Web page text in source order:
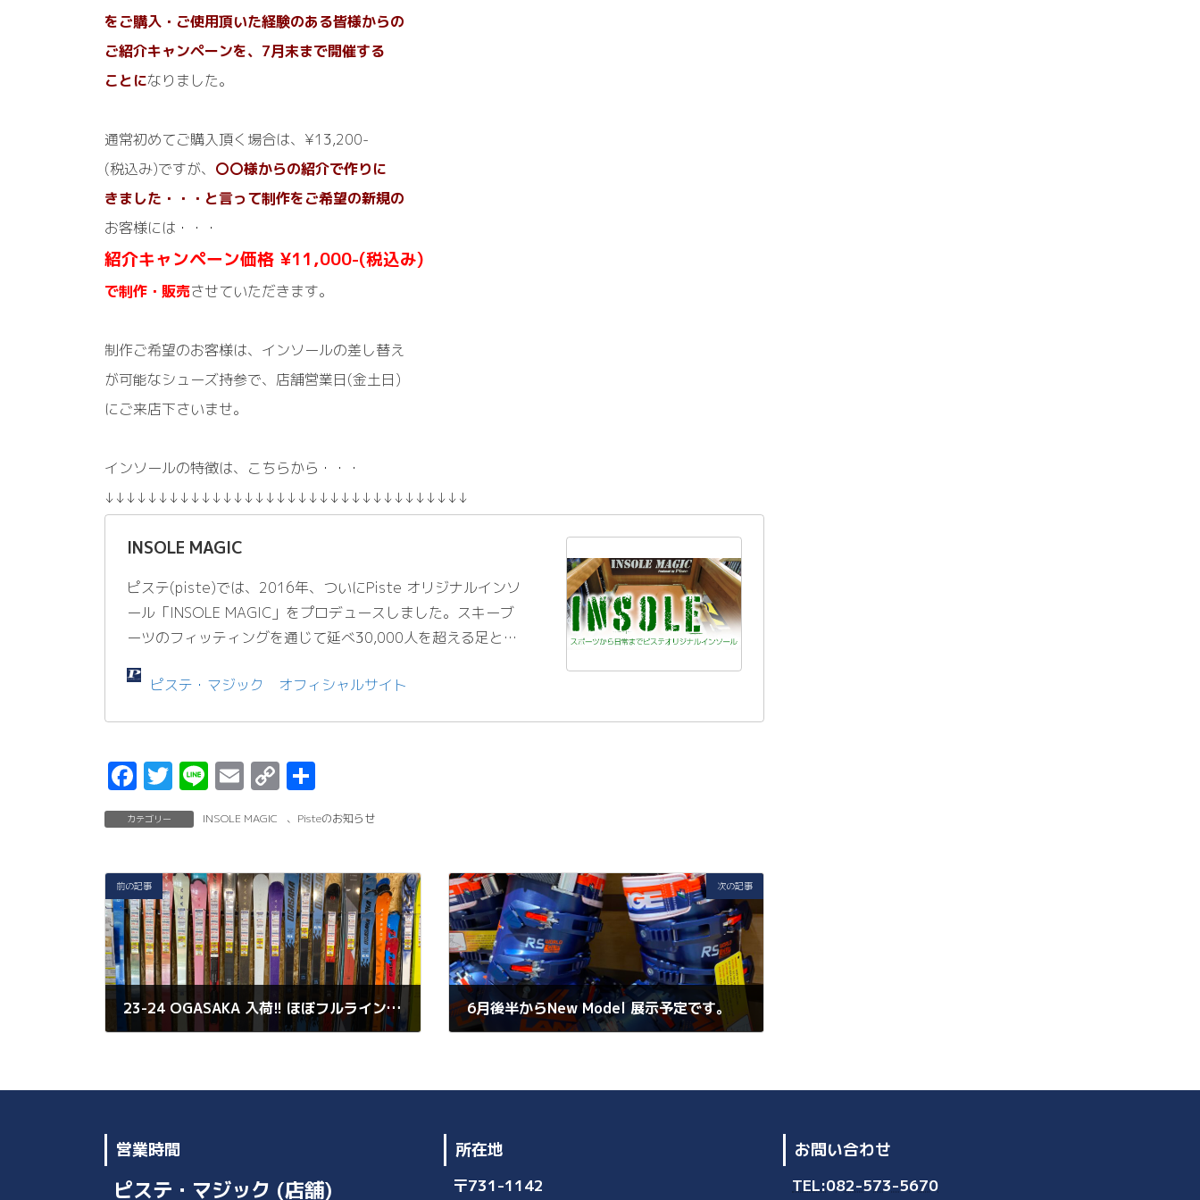
をご購入・ご使用頂いた経験のある皆様からの
ご紹介キャンペーンを、7月末まで開催する
ことになりました。
通常初めてご購入頂く場合は、¥13,200-
(税込み)ですが、 〇〇様からの紹介で作りに
きました・・・と言って制作をご希望の新規の
お客様には・・・
紹介キャンペーン価格 ¥11,000-(税込み)
で制作・販売させていただきます。
制作ご希望のお客様は、インソールの差し替え
が可能なシューズ持参で、店舗営業日(金土日)
にご来店下さいませ。
インソールの特徴は、こちらから・・・
↓↓↓↓↓↓↓↓↓↓↓↓↓↓↓↓↓↓↓↓↓↓↓↓↓↓↓↓↓↓↓↓↓↓
INSOLE MAGIC
ピステ(piste)では、2016年、ついにPiste オリジナルインソ
ール「INSOLE MAGIC」をプロデュースしました。スキーブ
ーツのフィッティングを通じて延べ30,000人を超える足と…
ピステ・マジック オフィシャルサイト
F
a
c
e
b
o
o
k
T
w
it
t
er
Li
n
e
E
m
ai
l
C
p
y
Li
n
k
有
カテゴリー INSOLE MAGIC 、 Pisteのお知らせ
前の記事
23-24 OGASAKA 入荷!! ほぼフルラインナップ!!
次の記事
6月後半からNew Model 展示予定です。
営業時間
ピステ・マジック (店舗)
所在地
〒731-1142
お問い合わせ
TEL:082-573-5670